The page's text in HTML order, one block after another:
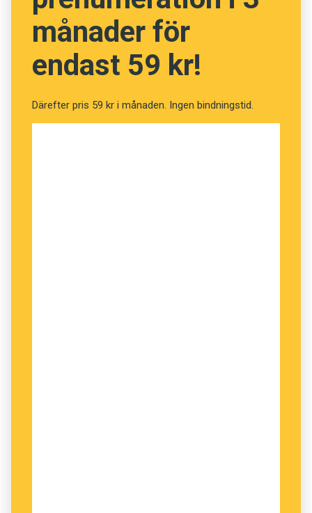
månader för
endast 59 kr!
Därefter pris 59 kr i månaden. Ingen bindningstid.